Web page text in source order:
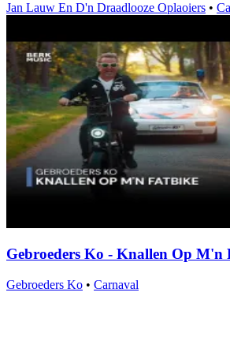
Jan Lauw En D'n Draadlooze Oplaoiers •
Gebroeders Ko - Knallen Op M'n
Gebroeders Ko • Carnaval